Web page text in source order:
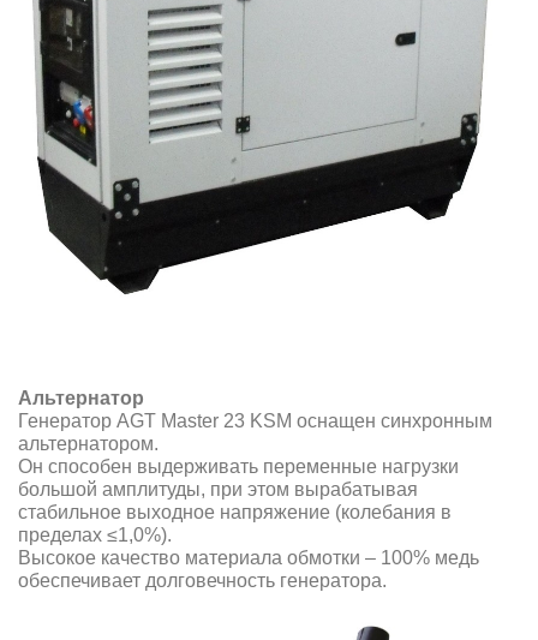
Альтернатор
Генератор AGT Master 23 KSM оснащен синхронным
альтернатором.
Он способен выдерживать переменные нагрузки
большой амплитуды, при этом вырабатывая
стабильное выходное напряжение (колебания в
пределах ≤1,0%).
Высокое качество материала обмотки – 100% медь
обеспечивает долговечность генератора.